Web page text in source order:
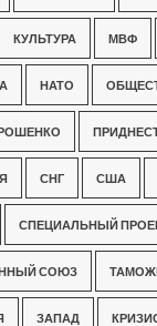
КУЛЬТУРА МВФ
НАТО
СНГ США
СПЕЦИАЛЬНЫЙ
СОЮЗ
ЗАПАД